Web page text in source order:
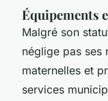
Équipements
Malgré son
néglige pas ses
maternelles et
services